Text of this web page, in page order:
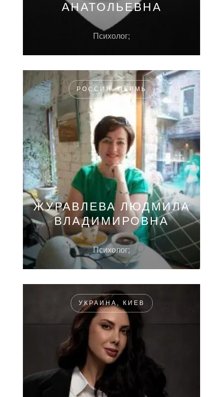
АНАТОЛЬЕВНА
Психолог;
РОССИЯ, ПЕРМЬ
ЖУРАВЛЕВА ЛЮДМИЛА
ВЛАДИМИРОВНА
Психолог;
УКРАИНА, КИЕВ